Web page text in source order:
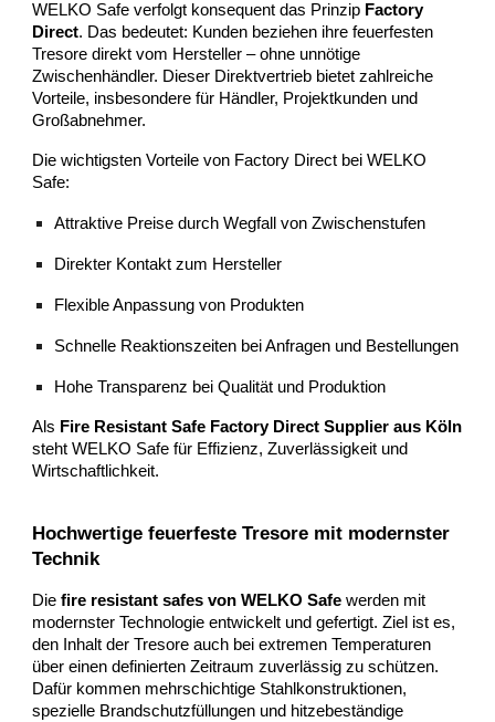
WELKO Safe verfolgt konsequent das Prinzip Factory
Direct. Das bedeutet: Kunden beziehen ihre feuerfesten
Tresore direkt vom Hersteller – ohne unnötige
Zwischenhändler. Dieser Direktvertrieb bietet zahlreiche
Vorteile, insbesondere für Händler, Projektkunden und
Großabnehmer.
Die wichtigsten Vorteile von Factory Direct bei WELKO
Safe:
Attraktive Preise durch Wegfall von Zwischenstufen
Direkter Kontakt zum Hersteller
Flexible Anpassung von Produkten
Schnelle Reaktionszeiten bei Anfragen und Bestellungen
Hohe Transparenz bei Qualität und Produktion
Als Fire Resistant Safe Factory Direct Supplier aus Köln
steht WELKO Safe für Effizienz, Zuverlässigkeit und
Wirtschaftlichkeit.
Hochwertige feuerfeste Tresore mit modernster
Technik
Diefire resistant safes von WELKO Safe werden mit
modernster Technologie entwickelt und gefertigt. Ziel ist es,
den Inhalt der Tresore auch bei extremen Temperaturen
über einen definierten Zeitraum zuverlässig zu schützen.
Dafür kommen mehrschichtige Stahlkonstruktionen,
spezielle Brandschutzfüllungen und hitzebeständige